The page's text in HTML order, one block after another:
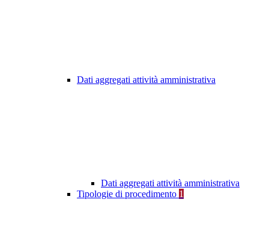
Dati aggregati attività amministrativa
Dati aggregati attività amministrativa
Tipologie di procedimento 1